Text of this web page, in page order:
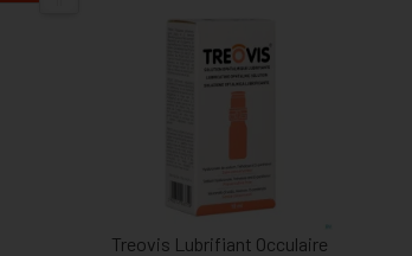
Treovis Lubrifiant Occulaire